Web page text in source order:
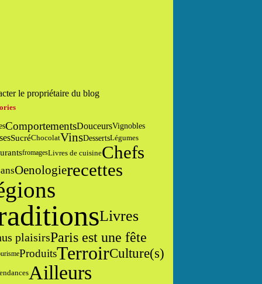
le propriétaire du blog
ComportementsDouceursVignobles
SucréChocolatVinsDessertsLégumes
fromagesLivres de cuisineChefs
Oenologierecettes
Livres
plaisirsParis est une fête
ProduitsTerroirCulture(s)
Ailleurs